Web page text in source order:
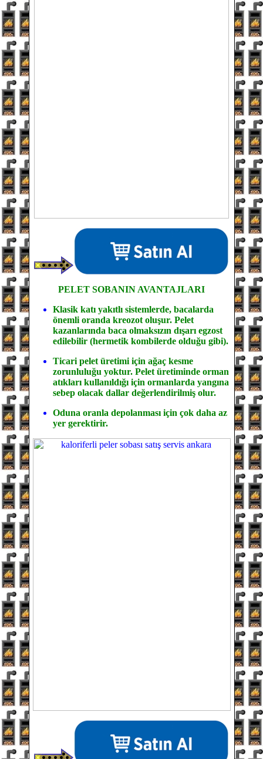
PELET SOBANIN AVANTAJLARI
Klasik katı yakıtlı sistemlerde, bacalarda
önemli oranda kreozot oluşur. Pelet
kazanlarında baca olmaksızın dışarı egzost
edilebilir (hermetik kombilerde olduğu gibi).
Ticari pelet üretimi için ağaç kesme
zorunluluğu yoktur. Pelet üretiminde orman
atıkları kullanıldığı için ormanlarda yangına
sebep olacak dallar değerlendirilmiş olur.
Oduna oranla depolanması için çok daha az
yer gerektirir.